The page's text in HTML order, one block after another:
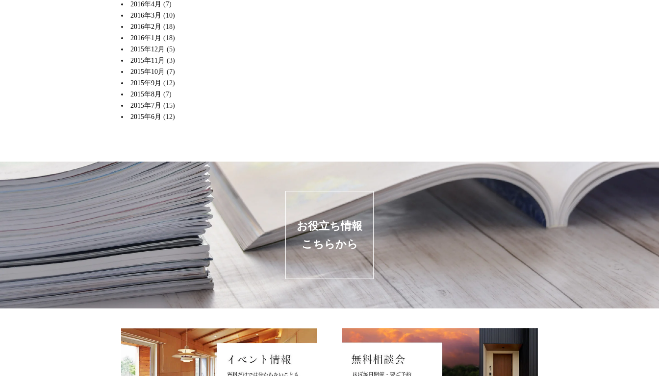
2016年4月 (7)
2016年3月 (10)
2016年2月 (18)
2016年1月 (18)
2015年12月 (5)
2015年11月 (3)
2015年10月 (7)
2015年9月 (12)
2015年8月 (7)
2015年7月 (15)
2015年6月 (12)
お役立ち情報
こちらから